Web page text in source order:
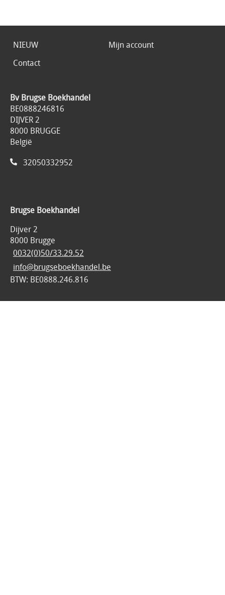
NIEUW
Mijn account
Contact
Bv Brugse Boekhandel
BE0888246816
DIJVER 2
8000 BRUGGE
België
32050332952
Brugse Boekhandel
Dijver 2
8000 Brugge
0032(0)50/33.29.52
info@brugseboekhandel.be
BTW: BE0888.246.816